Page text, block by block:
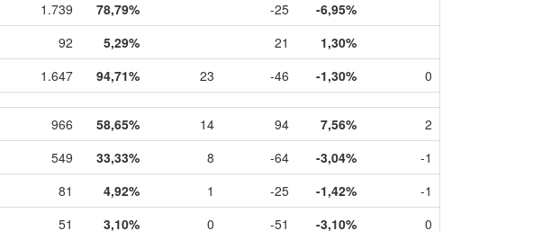
1.739 78,79% -25
-6,95%
92 5,29% 21
1,30%
1.647 94,71% 23 -46 -1,30% 0
966 58,65% 14 94 7,56%
2
549 33,33% 8 -64 -3,04%
-1
81 4,92% 1 -25 -1,42%
-1
51 3,10% 0 -51 -3,10% 0